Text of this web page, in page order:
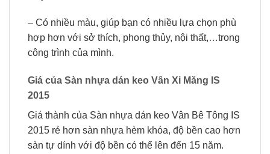
– Có nhiều màu, giúp bạn có nhiều lựa chọn phù
hợp hơn với sở thích, phong thủy, nội thất,…trong
công trình của mình.
Giá của Sàn nhựa dán keo Vân Xi Măng IS
2015
Giá thành của Sàn nhựa dán keo Vân Bê Tông IS
2015 rẻ hơn sàn nhựa hèm khóa, độ bền cao hơn
sàn tự dính với độ bền có thể lên đến 15 năm.